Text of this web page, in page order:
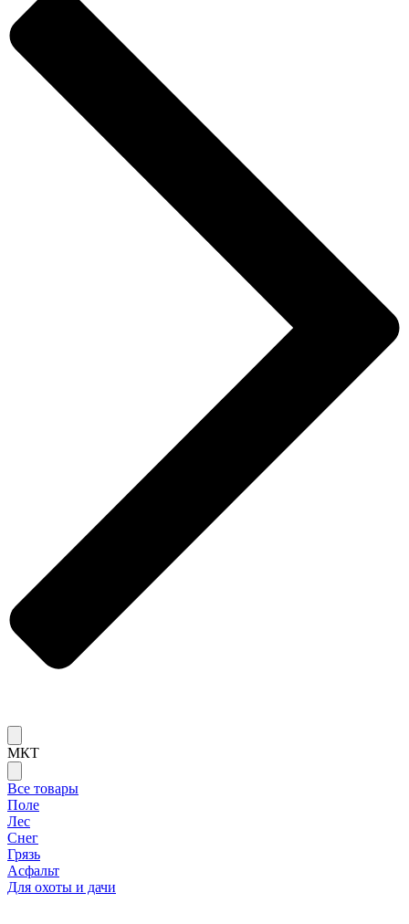
МКТ
Все товары
Поле
Лес
Снег
Грязь
Асфальт
Для охоты и дачи